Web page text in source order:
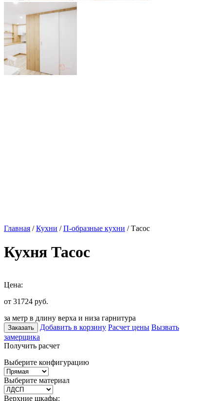
Главная /Кухни /П-образные кухни / Тасос
Кухня Тасос
Цена:
от 31724 руб.
за метр в длину верха и низа гарнитура
Заказать Добавить в корзину Расчет цены Вызвать
замерщика
Получить расчет
Выберите конфигурацию
Выберите материал
Верхние шкафы: